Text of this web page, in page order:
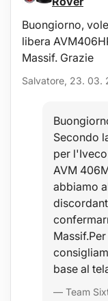
Buongiorno,
libera
Massif. Grazie
Salvatore, 23. 03.
Secondo
per
AVM
abbiamo
base al
— Team